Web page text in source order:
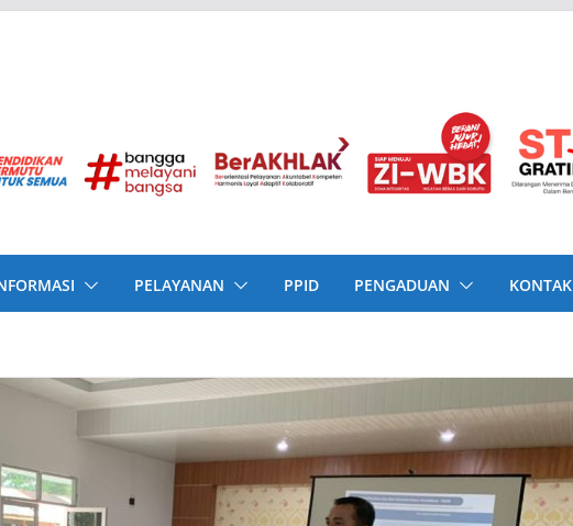
PELAYANAN PPID PENGADUAN KONTAK